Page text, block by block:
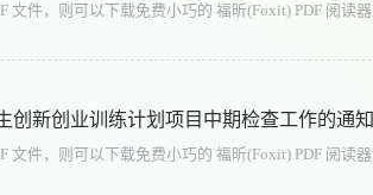
创新创业训练计划项目中期检查工作的通知